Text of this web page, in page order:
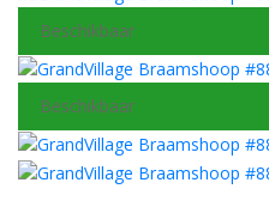
Beschikbaar
Beschikbaar